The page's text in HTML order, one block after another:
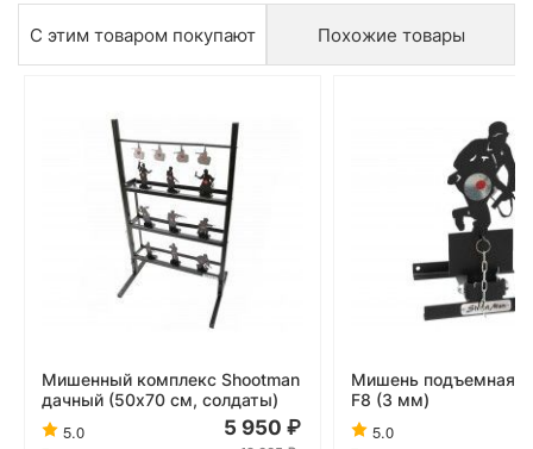
С этим товаром покупают Похожие товары
Мишенный комплекс Shootman
дачный (50x70 см, солдаты)
5.0 5 950
Мишень подъемная
F8 (3 мм)
5.0